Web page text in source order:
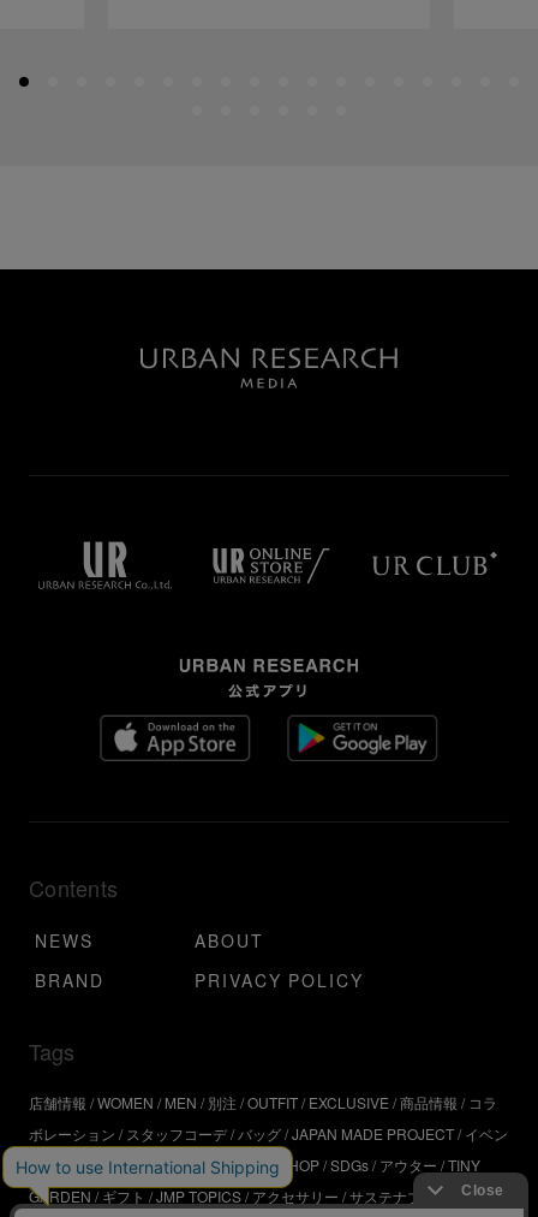
Contents
NEWS
ABOUT
BRAND
PRIVACY POLICY
Tags
店舗情報 WOMEN MEN 別注 OUTFIT EXCLUSIVE 商品情報
コラ
ボレーション
スタッフコーデ バッグ JAPAN MADE PROJECT イベン
ト アウトドア インタビュー WORKSHOP SDGs アウター TINY
GARDEN
ギフト JMP TOPICS アクセサリー サステナブル UR